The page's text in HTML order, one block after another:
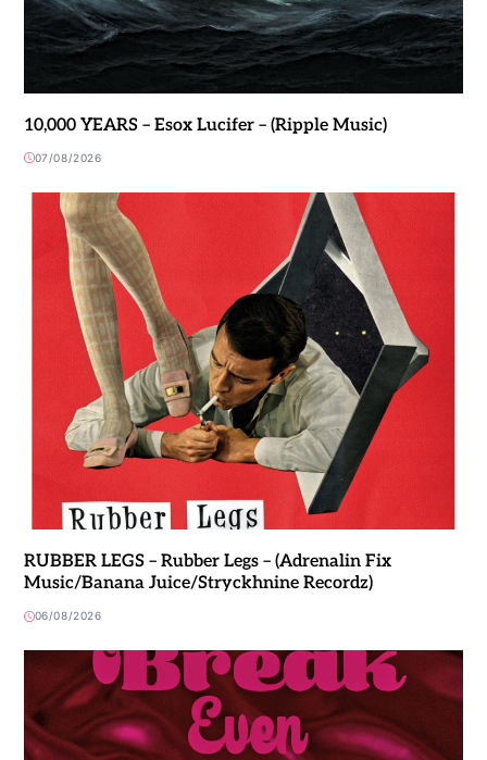
10,000 YEARS – Esox Lucifer – (Ripple Music)
07/08/2026
RUBBER LEGS – Rubber Legs – (Adrenalin Fix
Music/Banana Juice/Stryckhnine Recordz)
06/08/2026